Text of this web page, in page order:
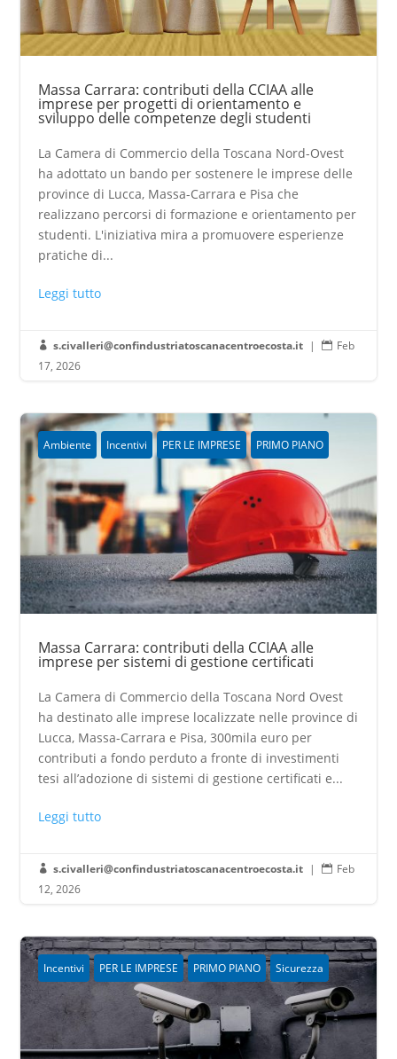
Massa Carrara: contributi della CCIAA alle
imprese per progetti di orientamento e
sviluppo delle competenze degli studenti
La Camera di Commercio della Toscana Nord-Ovest
ha adottato un bando per sostenere le imprese delle
province di Lucca, Massa-Carrara e Pisa che
realizzano percorsi di formazione e orientamento per
studenti. L'iniziativa mira a promuovere esperienze
pratiche di...
Leggi tutto
 s.civalleri@confindustriatoscanacentroecosta.it |  Feb
17, 2026
Ambiente Incentivi PER LE IMPRESE PRIMO PIANO
Massa Carrara: contributi della CCIAA alle
imprese per sistemi di gestione certificati
La Camera di Commercio della Toscana Nord Ovest
ha destinato alle imprese localizzate nelle province di
Lucca, Massa-Carrara e Pisa, 300mila euro per
contributi a fondo perduto a fronte di investimenti
tesi all’adozione di sistemi di gestione certificati e...
Leggi tutto
 s.civalleri@confindustriatoscanacentroecosta.it |  Feb
12, 2026
Incentivi PER LE IMPRESE PRIMO PIANO Sicurezza